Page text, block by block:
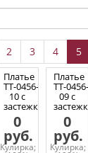
2 3 4 5
Платье
ТТ-0456-
10 с
застежкой
0
руб.
Кулирка;
Платье
ТТ-0456-
09 с
0
руб.
Кулирка;